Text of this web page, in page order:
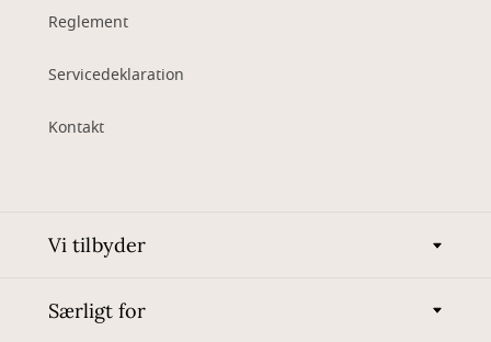
Reglement
Servicedeklaration
Kontakt
Vi tilbyder
Særligt for